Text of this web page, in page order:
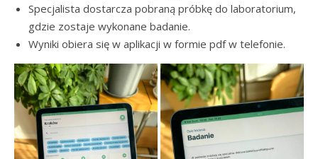
Specjalista dostarcza pobraną próbkę do laboratorium,
gdzie zostaje wykonane badanie.
Wyniki obiera się w aplikacji w formie pdf w telefonie.